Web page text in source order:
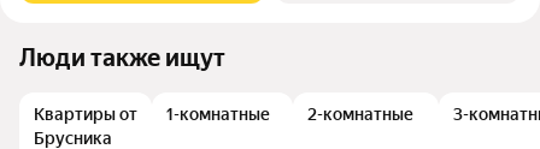
Люди также ищут
Квартиры от
Брусника
1-комнатные 2-комнатные 3-